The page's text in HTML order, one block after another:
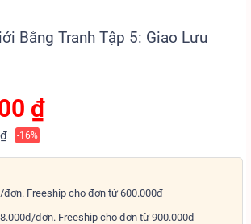
Bằng Tranh Tập 5: Giao Lưu
₫
-16%
đơn. Freeship cho đơn từ 600.000đ
đơn. Freeship cho đơn từ 900.000đ